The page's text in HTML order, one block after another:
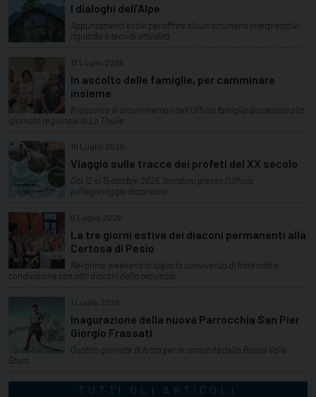
I dialoghi dell’Alpe
Appuntamenti estivi per offrire alcuni strumenti interpretativi
riguardo a temi di attualità
13 Luglio 2026
In ascolto delle famiglie, per camminare
insieme
Il racconto di alcuni membri dell'Ufficio famiglia diocesano alla
giornata regionale di La Thuile
10 Luglio 2026
Viaggio sulle tracce dei profeti del XX secolo
Dal 12 al 15 ottobre 2026. Iscrizioni presso l'Ufficio
pellegrinaggio diocesano.
6 Luglio 2026
La tre giorni estiva dei diaconi permanenti alla
Certosa di Pesio
Nel primo weekend di luglio la convivenza di fraternità e
condivisione con altri diaconi della provincia
1 Luglio 2026
Inagurazione della nuova Parrocchia San Pier
Giorgio Frassati
Quattro giornate di festa per le comunità della Bassa Valle
Stura
TUTTI GLI ARTICOLI